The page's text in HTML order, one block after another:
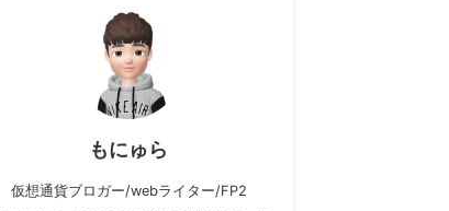
もにゅら
仮想通貨ブロガー/webライター/FP2